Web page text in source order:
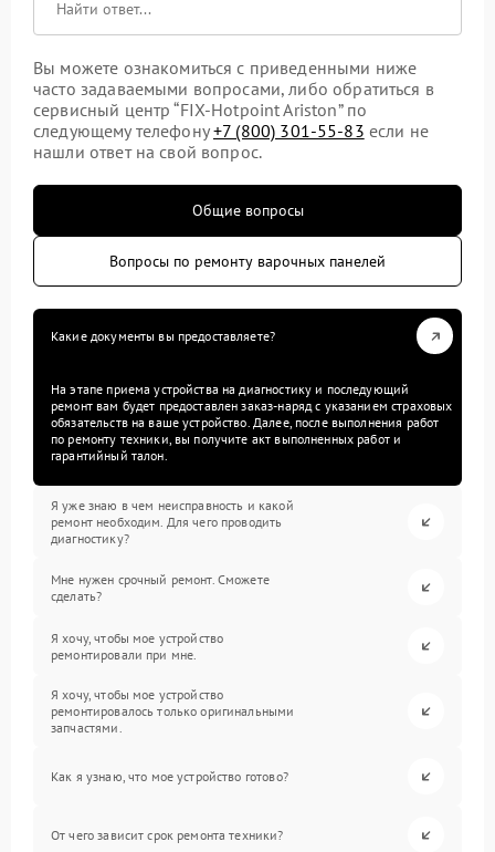
Вы можете ознакомиться с приведенными ниже
часто задаваемыми вопросами, либо обратиться в
сервисный центр “FIX-Hotpoint Ariston” по
следующему телефону+7 (800) 301-55-83 если не
нашли ответ на свой вопрос.
Общие вопросы
Вопросы по ремонту варочных панелей
Какие документы вы предоставляете?
На этапе приема устройства на диагностику и последующий
ремонт вам будет предоставлен заказ-наряд с указанием страховых
обязательств на ваше устройство. Далее, после выполнения работ
по ремонту техники, вы получите акт выполненных работ и
гарантийный талон.
Я уже знаю в чем неисправность и какой
ремонт необходим. Для чего проводить
диагностику?
Мне нужен срочный ремонт. Сможете
сделать?
Я хочу, чтобы мое устройство
ремонтировали при мне.
Я хочу, чтобы мое устройство
ремонтировалось только оригинальными
запчастями.
Как я узнаю, что мое устройство готово?
От чего зависит срок ремонта техники?